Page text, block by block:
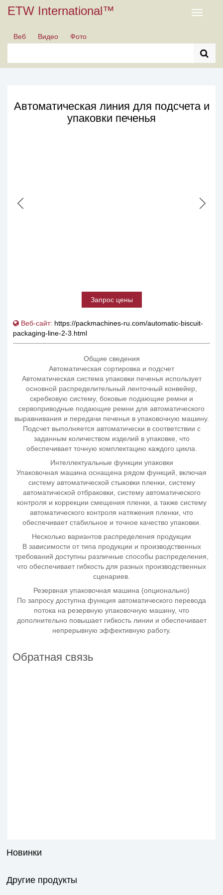
ETW International™
Toggle
Веб
Видео Фото
Автоматическая линия для подсчета и
упаковки печенья
Запрос цены
Веб-сайт: https://packmachines-ru.com/automatic-biscuit-
packaging-line-2-3.html
Общие сведения
Автоматическая сортировка и подсчет
Автоматическая система упаковки печенья использует
основной распределительный ленточный конвейер,
скребковую систему, боковые подающие ремни и
сервоприводные подающие ремни для автоматического
выравнивания и передачи печенья в упаковочную машину.
Подсчет выполняется автоматически в соответствии с
заданным количеством изделий в упаковке, что
обеспечивает точную комплектацию каждого цикла.
Интеллектуальные функции упаковки
Упаковочная машина оснащена рядом функций, включая
систему автоматической стыковки пленки, систему
автоматической отбраковки, систему автоматического
контроля и коррекции смещения пленки, а также систему
автоматического контроля натяжения пленки, что
обеспечивает стабильное и точное качество упаковки.
Несколько вариантов распределения продукции
В зависимости от типа продукции и производственных
требований доступны различные способы распределения,
что обеспечивает гибкость для разных производственных
сценариев.
Резервная упаковочная машина (опционально)
По запросу доступна функция автоматического перевода
потока на резервную упаковочную машину, что
дополнительно повышает гибкость линии и обеспечивает
непрерывную эффективную работу.
Обратная связь
Новинки
Другие продукты